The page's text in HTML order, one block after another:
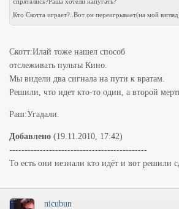
спрятались?Раша хотели напугать?
Кто Скотта играет?..Вот он переигрывает(на мой
Скотт:Илай тоже нашел способ
отслеживать пульты Кино.
Мы видели два сигнала на пути к вратам.
Решили, что идет кто-то один, а второй
Раш:Угадали.
Добавлено (19.11.2010, 17:42)
---------------------------------------------
То есть они незнали кто идёт и вот решили
nicubun